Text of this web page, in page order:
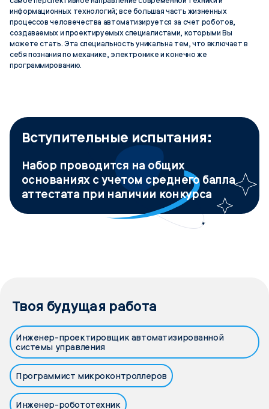
информационных технологий; все большая часть жизненных
процессов человечества автоматизируется за счет роботов,
создаваемых и проектируемых специалистами, которыми Вы
можете стать. Эта специальность уникальна тем, что включает в
себя познания по механике, электронике и конечно же
программированию.
Вступительные испытания:
Набор проводится на общих
основаниях с учетом среднего балла
аттестата при наличии конкурса
Твоя будущая работа
Инженер-проектировщик автоматизированной
системы управления
Программист микроконтроллеров
Инженер-робототехник